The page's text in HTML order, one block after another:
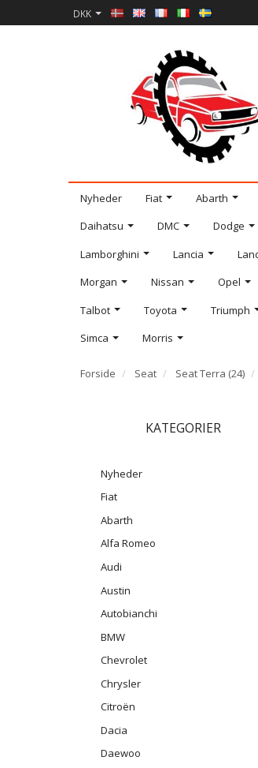
DKK
Nyheder Fiat Abarth
Daihatsu
DMC Dodge
Lamborghini
Lancia
Morgan
Nissan Opel
Talbot
Toyota Triumph
Simca
Morris
Forside Seat Seat Terra (24)
KATEGORIER
Nyheder
Fiat
Abarth
Alfa Romeo
Audi
Austin
Autobianchi
BMW
Chevrolet
Chrysler
Citroën
Dacia
Daewoo